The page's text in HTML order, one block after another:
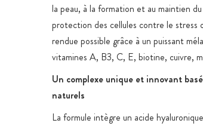
la peau, à la formation et au maintien
protection des cellules contre le
rendue possible grâce à un puissant
vitamines A, B3, C, E, biotine, cuivre,
Un complexe unique et innovant
naturels
La formule intègre un acide